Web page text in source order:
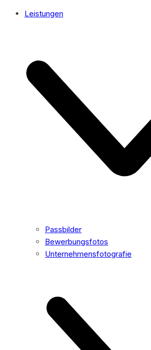
Leistungen
Passbilder
Bewerbungsfotos
Unternehmensfotografie